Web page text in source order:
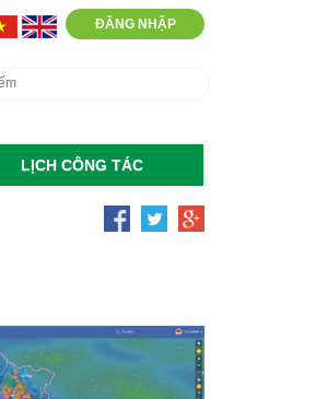
ĐĂNG NHẬP
LỊCH CÔNG TÁC